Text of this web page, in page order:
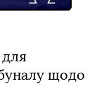
щодо